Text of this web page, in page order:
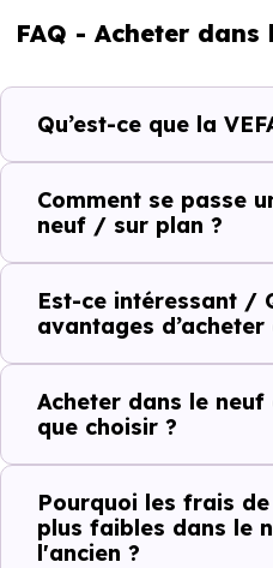
FAQ - Acheter
Qu’est-ce que la
Comment se passe
neuf / sur plan ?
Est-ce intéressant /
avantages
Acheter dans le neuf
que choisir ?
Pourquoi les frais
plus faibles dans le
l'ancien ?